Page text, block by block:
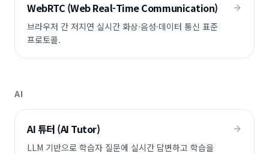
WebRTC (Web Real-Time Communication)
브라우저 간 저지연 실시간 화상·음성·데이터 통신 표준
프로토콜.
AI
AI 튜터 (AI Tutor)
LLM 기반으로 학습자 질문에 실시간 답변하고 학습을